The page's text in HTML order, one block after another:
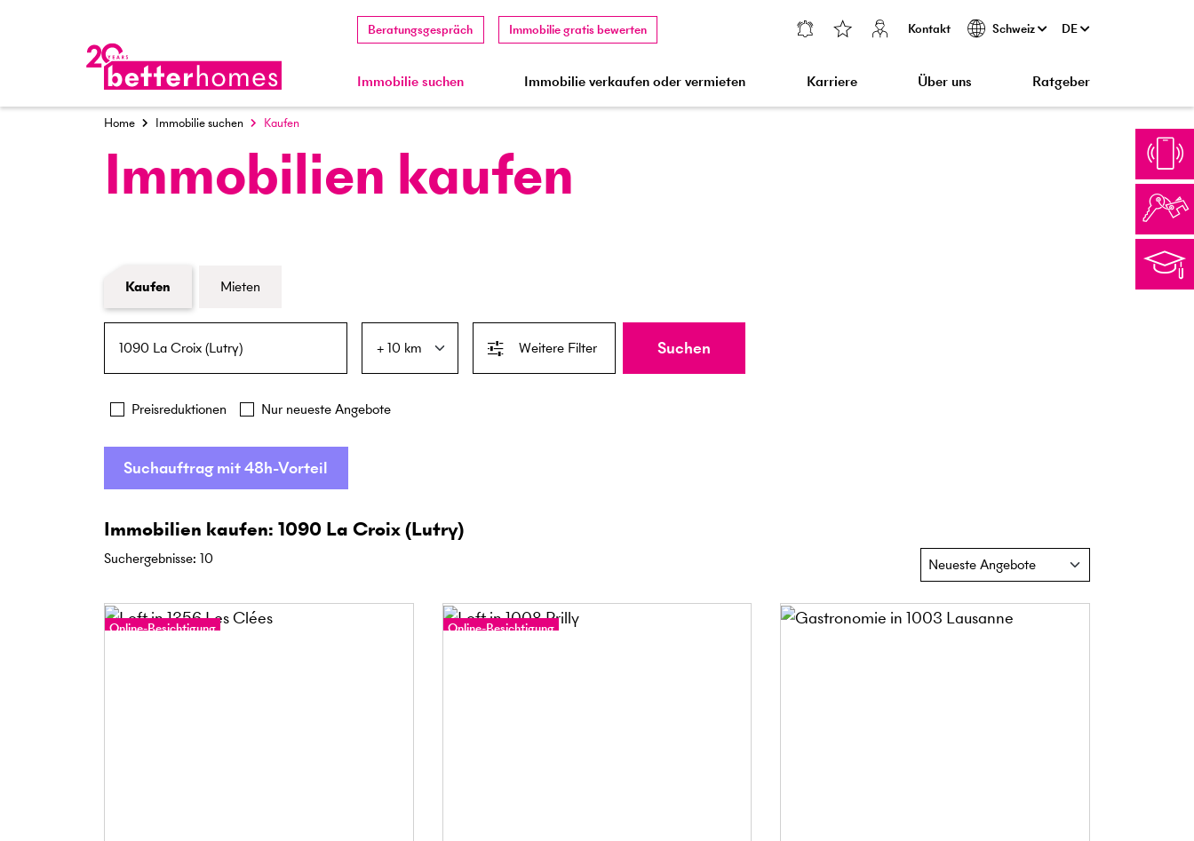
Beratungsgespräch Immobilie gratis bewerten Kontakt Schweiz DE
Immobilie suchen Immobilie verkaufen oder vermieten Karriere Über uns Ratgeber
Home Immobilie suchen Kaufen
Immobilien kaufen
Formular Immobiliensuche
Kaufen
Mieten
Weitere Filter
Preisreduktionen Nur neueste Angebote
Suchen
Suchauftrag mit 48h-Vorteil
Immobilien kaufen: 1090 La Croix (Lutry)
Suchergebnisse: 10
Online-Besichtigung Online-Besichtigung